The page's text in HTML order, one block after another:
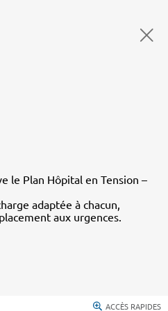
le Plan Hôpital en Tension –
adaptée à chacun,
aux urgences.
ACCÈS RAPIDES